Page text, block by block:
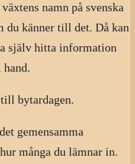
namn på svenska
du känner till det. Då kan
själv hitta information
hand.
bytardagen.
gemensamma
många du lämnar in.